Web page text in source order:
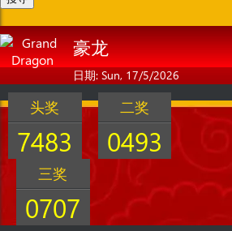
豪龙
日期: Sun, 17/5/2026
头奖
7483
二奖
0493
三奖
0707